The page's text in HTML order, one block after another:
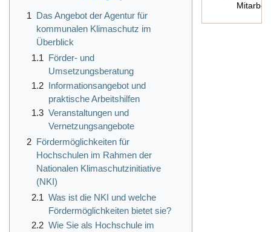
1 Das Angebot der Agentur für
kommunalen Klimaschutz im
Überblick
1.1 Förder- und
Umsetzungsberatung
1.2 Informationsangebot und
praktische Arbeitshilfen
1.3 Veranstaltungen und
Vernetzungsangebote
2 Fördermöglichkeiten für
Hochschulen im Rahmen der
Nationalen Klimaschutzinitiative
(NKI)
2.1 Was ist die NKI und welche
Fördermöglichkeiten bietet sie?
2.2 Wie Sie als Hochschule im